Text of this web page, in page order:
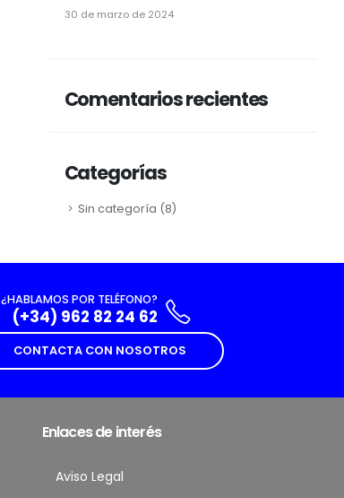
30 de marzo de 2024
Comentarios recientes
Categorías
Sin categoría (8)
¿HABLAMOS POR TELÉFONO?
(+34) 962 82 24 62
CONTACTA CON NOSOTROS
Enlaces de interés
Aviso Legal